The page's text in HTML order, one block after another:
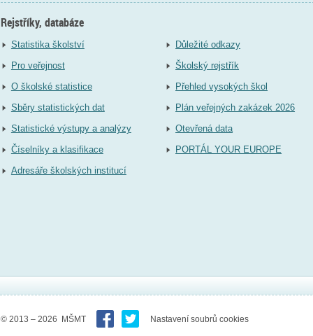
Rejstříky, databáze
Statistika školství
Pro veřejnost
O školské statistice
Sběry statistických dat
Statistické výstupy a analýzy
Číselníky a klasifikace
Adresáře školských institucí
Důležité odkazy
Školský rejstřík
Přehled vysokých škol
Plán veřejných zakázek 2026
Otevřená data
PORTÁL YOUR EUROPE
© 2013 – 2026 MŠMT Nastavení soubrů cookies